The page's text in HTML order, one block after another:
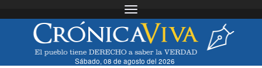
Toggle navigation
Sábado, 08 de agosto del 2026